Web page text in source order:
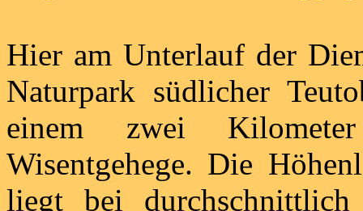
Hier am Unterlauf der
Naturpark südlicher
einem zwei
Wisentgehege. Die
liegt bei